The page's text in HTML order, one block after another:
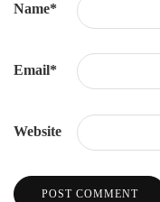
Name*
Email*
Website